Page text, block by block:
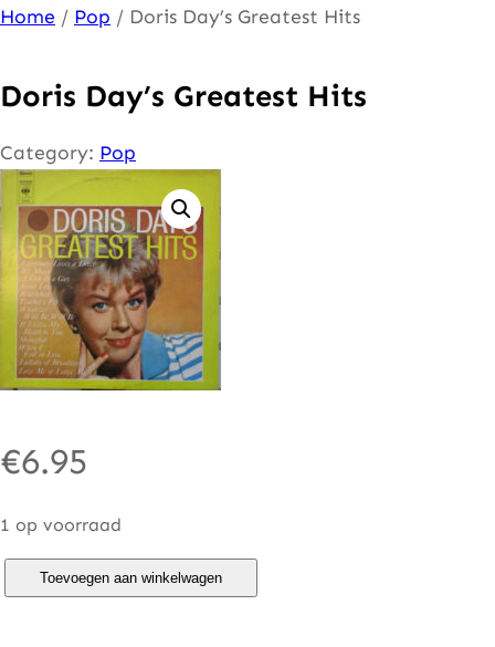
Ga
de
inhoud
Home / Pop / Doris Day’s Greatest Hits
Doris Day’s Greatest Hits
Category: Pop
€6.95
1 op voorraad
Toevoegen aan winkelwagen